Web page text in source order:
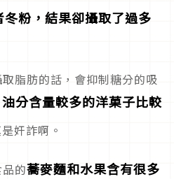
粉，結果卻攝取了過多
脂肪的話，會抑制糖分的吸
分含量較多的洋菓子比較
是奸詐啊。
的蕎麥麵和水果含有很多